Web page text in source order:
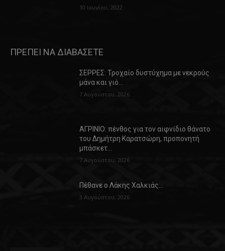
10 Ιουνίου, 2022
ΠΡΕΠΕΙ ΝΑ ΔΙΑΒΑΣΕΤΕ
ΣΕΡΡΕΣ: Τροχαίο δυστύχημα με νεκρούς
μάνα και γιό…
7 Αυγούστου, 2026
ΑΓΡΙΝΙΟ: πένθος για τον αιφνίδιο θάνατο
του Δημήτρη Καρατσώρη, προπονητή
μπάσκετ…
7 Αυγούστου, 2026
Πέθανε ο Λάκης Χαλκιάς…
3 Αυγούστου, 2026